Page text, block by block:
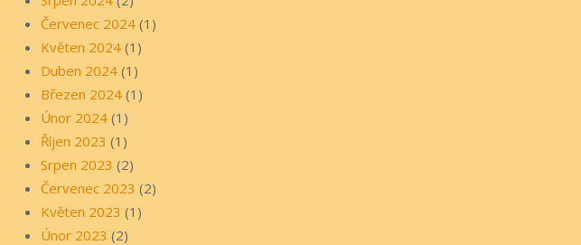
Červenec 2024 (1)
Květen 2024 (1)
Duben 2024 (1)
Březen 2024 (1)
Únor 2024 (1)
Říjen 2023 (1)
Srpen 2023 (2)
Červenec 2023 (2)
Květen 2023 (1)
Únor 2023 (2)